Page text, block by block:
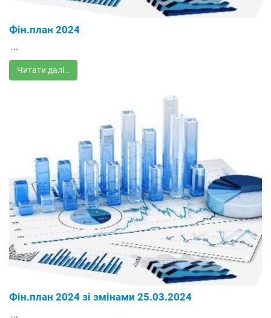
Фін.план 2024
...
Читати далі…
Фін.план 2024 зі змінами 25.03.2024
...